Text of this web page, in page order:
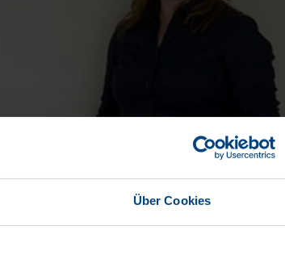
Über Cookies